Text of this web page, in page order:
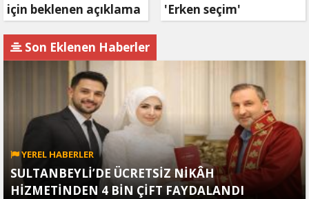
için beklenen açıklama
'Erken seçim'
Son Eklenen Haberler
YEREL HABERLER
SULTANBEYLİ’DE ÜCRETSİZ NİKÂH
HİZMETİNDEN 4 BİN ÇİFT FAYDALANDI